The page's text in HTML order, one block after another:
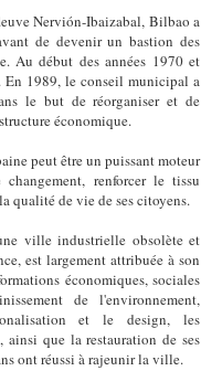
Nervión-Ibaizabal, Bilbao a
de devenir un bastion des
Au début des années 1970 et
1989, le conseil municipal a
le but de réorganiser et de
économique.
peut être un puissant moteur
renforcer le tissu
qualité de vie de ses citoyens.
ville industrielle obsolète et
est largement attribuée à son
économiques, sociales
de l'environnement,
et le design, les
ainsi que la restauration de ses
ont réussi à rajeunir la ville.